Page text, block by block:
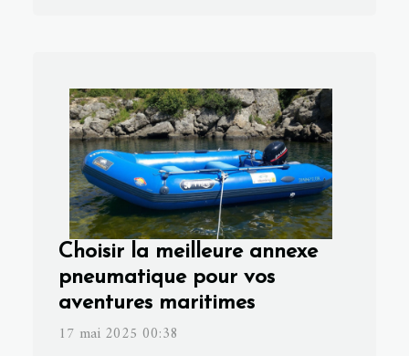
Choisir la meilleure annexe
pneumatique pour vos
aventures maritimes
17 mai 2025 00:38